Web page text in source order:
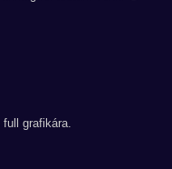
grafikára.